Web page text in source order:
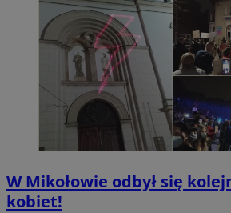
W Mikołowie odbył się
kobiet!